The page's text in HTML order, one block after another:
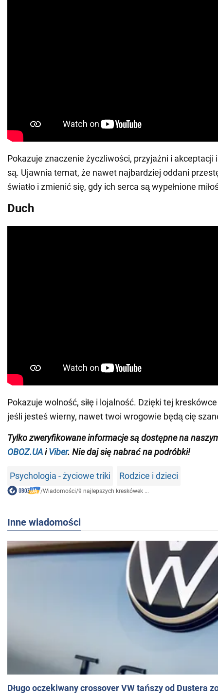
Pokazuje znaczenie życzliwości, przyjaźni i akceptacji
są. Ujawnia temat, że nawet najbardziej oddani
światło i zmienić się, gdy ich serca są wypełnione
Duch
Pokazuje wolność, siłę i lojalność. Dzięki tej
jeśli jesteś wierny, nawet twoi wrogowie będą cię
Tylko zweryfikowane informacje są dostępne na
OBOZ.UAiViber. Nie daj się nabrać na podróbki!
Psychologia - życiowe triki Rodzice i dzieci
/Wiadomości/9 najlepszych kreskówek ...
Inne wiadomości
Długo oczekiwany crossover VW tańszy od Dustera